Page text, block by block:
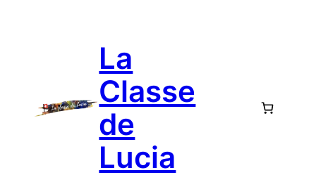
La
Classe
de
Lucia